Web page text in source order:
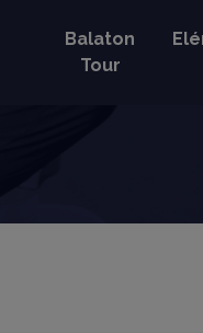
Balaton
Tour